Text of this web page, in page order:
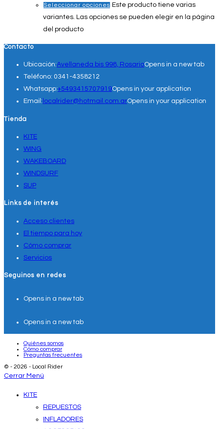
Seleccionar opciones Este producto tiene varias
variantes. Las opciones se pueden elegir en la página
del producto
Contacto
Ubicación:Avellaneda bis 998, RosarioOpens in a new tab
Teléfono: 0341-4358212
Whatsapp:+5493415707919Opens in your application
Email: localrider@hotmail.com.arOpens in your application
Tienda
KITE
WING
WAKEBOARD
WINDSURF
SUP
Links de interés
Acceso clientes
El tiempo para hoy
Cómo comprar
Servicios
Seguinos en redes
Opens in a new tab
Opens in a new tab
Quiénes somos
Cómo comprar
Preguntas frecuentes
© - 2026 - Local Rider
Cerrar Menú
KITE
REPUESTOS
INFLADORES